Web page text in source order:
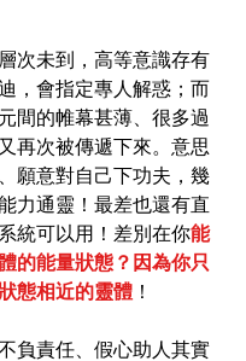
次未到，高等意識存有
，會指定專人解惑；而
間的帷幕甚薄、很多過
再次被傳遞下來。意思
願意對自己下功夫，幾
力通靈！最差也還有直
統可以用！差別在你能
的能量狀態？因為你只
態相近的靈體 ！
負責任、假心助人其實